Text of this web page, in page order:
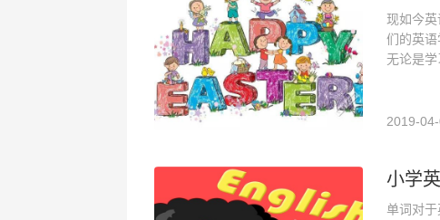
现如今
们的英语
无论是
2019-
小学
单词对